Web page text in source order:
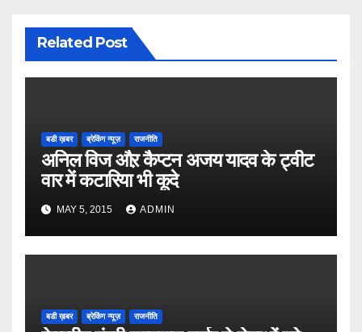
Related Post
बडी ख़बर ब्रेकिंग न्यूज़ राजनीति
अनिल विज औऱ कैप्टन अजय यादव के ट्वीट
वार में कटारिया भी कूदे
MAY 5, 2015 ADMIN
बडी ख़बर ब्रेकिंग न्यूज़ राजनीति